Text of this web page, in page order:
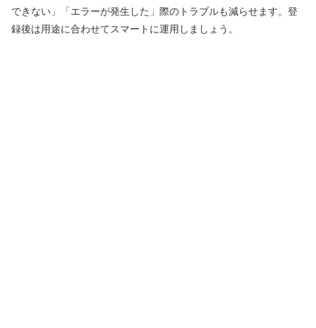
できない」「エラーが発生した」際のトラブルも減らせます。登
録後は用途に合わせてスマートに運用しましょう。